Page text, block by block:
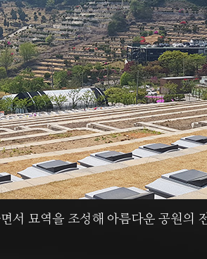
서 묘역을 조성해 아름다운 공원의